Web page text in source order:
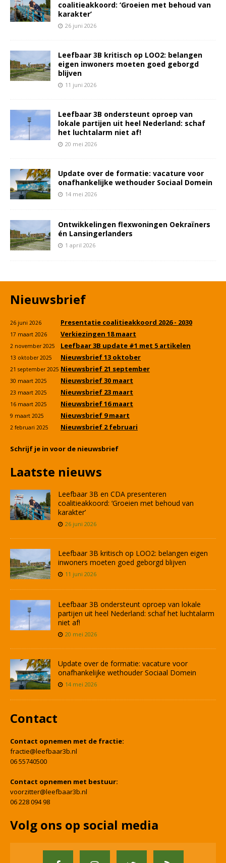
coalitieakkoord: ‘Groeien met behoud van
karakter’
26 juni 2026
Leefbaar 3B kritisch op LOO2: belangen
eigen inwoners moeten goed geborgd
blijven
11 juni 2026
Leefbaar 3B ondersteunt oproep van
lokale partijen uit heel Nederland: schaf
het luchtalarm niet af!
20 mei 2026
Update over de formatie: vacature voor
onafhankelijke wethouder Sociaal Domein
14 mei 2026
Ontwikkelingen flexwoningen Oekraïners
én Lansingerlanders
1 april 2026
Nieuwsbrief
26 juni 2026 Presentatie coalitieakkoord 2026 - 2030
17 maart 2026 Verkiezingen 18 maart
2 november 2025 Leefbaar 3B update #1 met 5 artikelen
13 oktober 2025 Nieuwsbrief 13 oktober
21 september 2025 Nieuwsbrief 21 september
30 maart 2025 Nieuwsbrief 30 maart
23 maart 2025 Nieuwsbrief 23 maart
16 maart 2025 Nieuwsbrief 16 maart
9 maart 2025 Nieuwsbrief 9 maart
2 februari 2025 Nieuwsbrief 2 februari
Schrijf je in voor de nieuwsbrief
Laatste nieuws
Leefbaar 3B en CDA presenteren
coalitieakkoord: ‘Groeien met behoud van
karakter’
26 juni 2026
Leefbaar 3B kritisch op LOO2: belangen eigen
inwoners moeten goed geborgd blijven
11 juni 2026
Leefbaar 3B ondersteunt oproep van lokale
partijen uit heel Nederland: schaf het luchtalarm
niet af!
20 mei 2026
Update over de formatie: vacature voor
onafhankelijke wethouder Sociaal Domein
14 mei 2026
Contact
Contact opnemen met de fractie:
fractie@leefbaar3b.nl
06 55740500
Contact opnemen met bestuur:
voorzitter@leefbaar3b.nl
06 228 094 98
Volg ons op social media